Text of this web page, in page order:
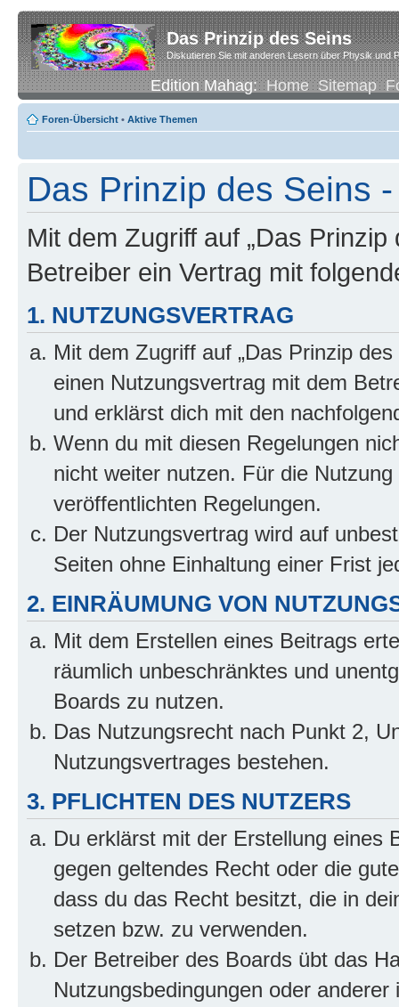
Das Prinzip des Seins
Diskutieren Sie mit anderen Lesern über Physik und
Edition Mahag:Home Sitemap
Foren-Übersicht • Aktive Themen
Das Prinzip des Seins
Mit dem Zugriff auf „Das
Betreiber ein Vertrag mit
1. NUTZUNGSVERTRAG
Mit dem Zugriff auf „Das Prinzip
einen Nutzungsvertrag mit dem
und erklärst dich mit den
Wenn du mit diesen Regelungen
nicht weiter nutzen. Für die
veröffentlichten Regelungen.
Der Nutzungsvertrag wird auf
Seiten ohne Einhaltung einer Frist
2. EINRÄUMUNG VON
Mit dem Erstellen eines Beitrags
räumlich unbeschränktes und
Boards zu nutzen.
Das Nutzungsrecht nach Punkt 2,
Nutzungsvertrages bestehen.
3. PFLICHTEN DES NUTZERS
Du erklärst mit der Erstellung eines
gegen geltendes Recht oder die
dass du das Recht besitzt, die in
setzen bzw. zu verwenden.
Der Betreiber des Boards übt das
Nutzungsbedingungen oder